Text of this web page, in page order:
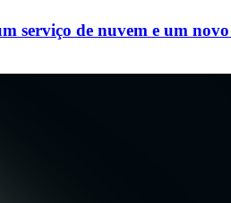
serviço de nuvem e um